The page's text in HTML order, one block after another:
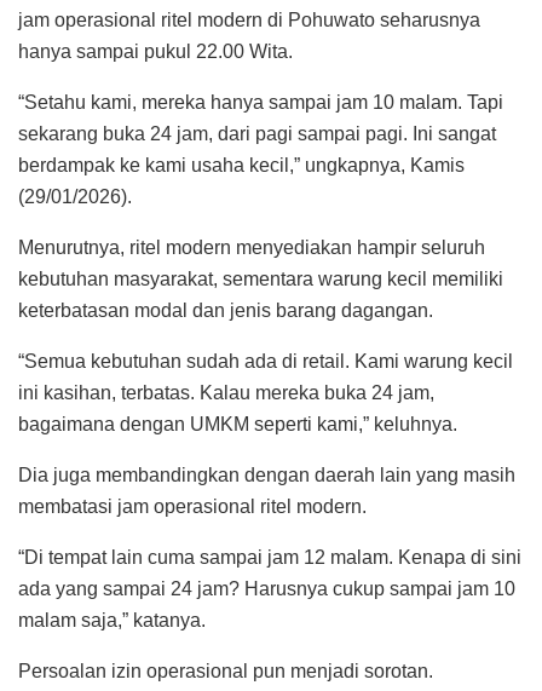
jam operasional ritel modern di Pohuwato seharusnya
hanya sampai pukul 22.00 Wita.
“Setahu kami, mereka hanya sampai jam 10 malam. Tapi
sekarang buka 24 jam, dari pagi sampai pagi. Ini sangat
berdampak ke kami usaha kecil,” ungkapnya, Kamis
(29/01/2026).
Menurutnya, ritel modern menyediakan hampir seluruh
kebutuhan masyarakat, sementara warung kecil memiliki
keterbatasan modal dan jenis barang dagangan.
“Semua kebutuhan sudah ada di retail. Kami warung kecil
ini kasihan, terbatas. Kalau mereka buka 24 jam,
bagaimana dengan UMKM seperti kami,” keluhnya.
Dia juga membandingkan dengan daerah lain yang masih
membatasi jam operasional ritel modern.
“Di tempat lain cuma sampai jam 12 malam. Kenapa di sini
ada yang sampai 24 jam? Harusnya cukup sampai jam 10
malam saja,” katanya.
Persoalan izin operasional pun menjadi sorotan.